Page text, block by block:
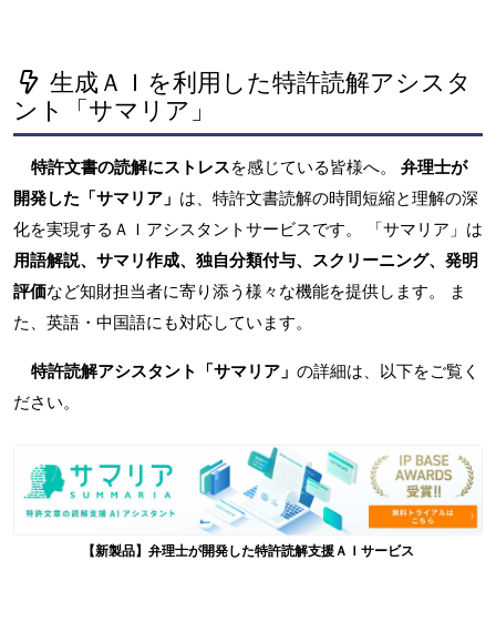
生成ＡＩを利用した特許読解アシスタ
ント「サマリア」
特許文書の読解にストレスを感じている皆様へ。 弁理士が
開発した「サマリア」 は、特許文書読解の時間短縮と理解の深
化を実現するＡＩアシスタントサービスです。 「サマリア」は
用語解説、サマリ作成、独自分類付与、スクリーニング、発明
評価など知財担当者に寄り添う様々な機能を提供します。 ま
た、英語・中国語にも対応しています。
特許読解アシスタント「サマリア」 の詳細は、以下をご覧く
ださい。
【新製品】弁理士が開発した特許読解支援ＡＩサービス